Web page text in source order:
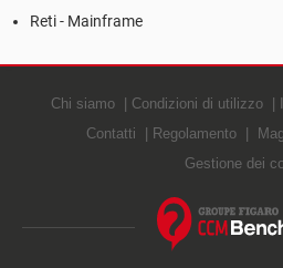
Reti - Mainframe
Chi siamo Condizioni di utilizzo
Contatti
Regolamento
Gestione dei